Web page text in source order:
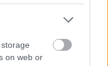
on web or